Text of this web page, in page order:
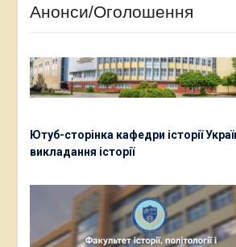
Анонси/Оголошення
Ютуб-сторінка кафедри історії
викладання історії